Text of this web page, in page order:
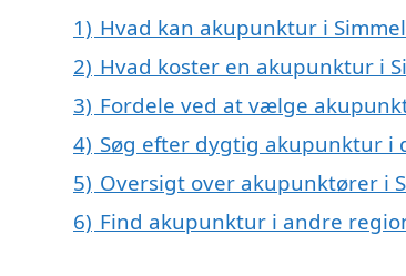
1) Hvad kan akupunktur i
2) Hvad koster en akupunktur i
3) Fordele ved at vælge
4) Søg efter dygtig akupunktur
5) Oversigt over akupunktører i
6) Find akupunktur i andre